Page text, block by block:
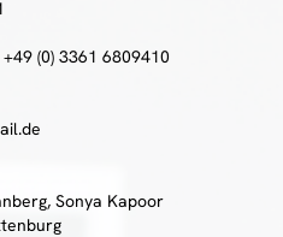
(0) 3361 6809410
Sonya Kapoor